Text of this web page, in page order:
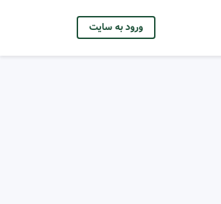
ورود به سایت